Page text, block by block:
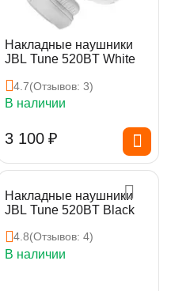
Накладные наушники
JBL Tune 520BT White
4.7(Отзывов: 3)
В наличии
3 100 ₽
Накладные наушники
JBL Tune 520BT Black
4.8(Отзывов: 4)
В наличии